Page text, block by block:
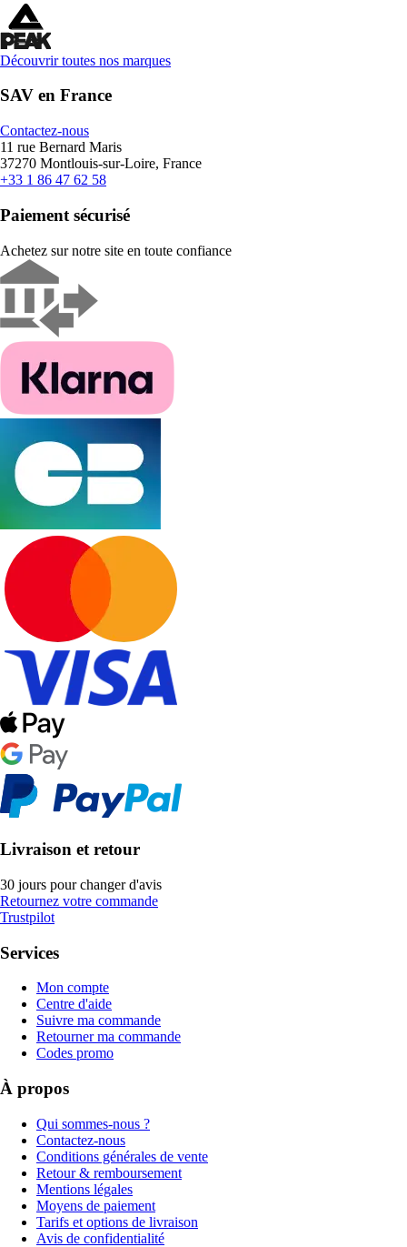
Découvrir toutes nos marques
SAV en France
Contactez-nous
11 rue Bernard Maris
37270 Montlouis-sur-Loire, France
+33 1 86 47 62 58
Paiement sécurisé
Achetez sur notre site en toute confiance
Livraison et retour
30 jours pour changer d'avis
Retournez votre commande
Trustpilot
Services
Mon compte
Centre d'aide
Suivre ma commande
Retourner ma commande
Codes promo
À propos
Qui sommes-nous ?
Contactez-nous
Conditions générales de vente
Retour & remboursement
Mentions légales
Moyens de paiement
Tarifs et options de livraison
Avis de confidentialité